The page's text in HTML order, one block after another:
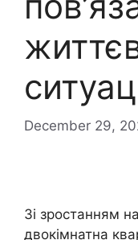
December 29,
Зі зростанням
двокімнатна